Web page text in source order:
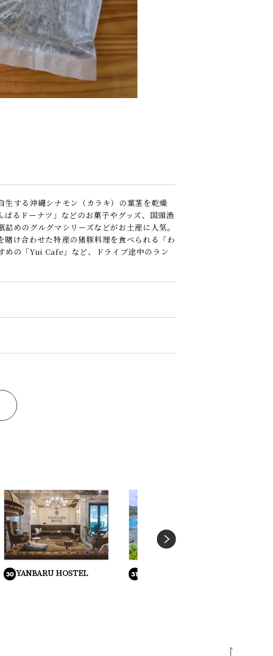
する沖縄シナモン（カラキ）の葉茎を乾燥
るドーナツ」などのお菓子やグッズ、国頭漁
めのグルグマシリーズなどがお土産に人気。
け合わせた特産の猪豚料理を食べられる「わ
めの「Yui Cafe」など、ドライブ途中のラン
30 YANBARU HOSTEL 31